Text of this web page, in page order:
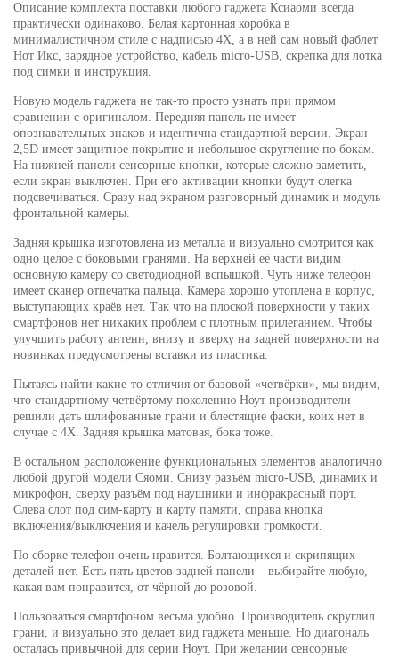
Описание комплекта поставки любого гаджета Ксиаоми всегда
практически одинаково. Белая картонная коробка в
минималистичном стиле с надписью 4X, а в ней сам новый фаблет
Нот Икс, зарядное устройство, кабель micro-USB, скрепка для лотка
под симки и инструкция.
Новую модель гаджета не так-то просто узнать при прямом
сравнении с оригиналом. Передняя панель не имеет
опознавательных знаков и идентична стандартной версии. Экран
2,5D имеет защитное покрытие и небольшое скругление по бокам.
На нижней панели сенсорные кнопки, которые сложно заметить,
если экран выключен. При его активации кнопки будут слегка
подсвечиваться. Сразу над экраном разговорный динамик и модуль
фронтальной камеры.
Задняя крышка изготовлена из металла и визуально смотрится как
одно целое с боковыми гранями. На верхней её части видим
основную камеру со светодиодной вспышкой. Чуть ниже телефон
имеет сканер отпечатка пальца. Камера хорошо утоплена в корпус,
выступающих краёв нет. Так что на плоской поверхности у таких
смартфонов нет никаких проблем с плотным прилеганием. Чтобы
улучшить работу антенн, внизу и вверху на задней поверхности на
новинках предусмотрены вставки из пластика.
Пытаясь найти какие-то отличия от базовой «четвёрки», мы видим,
что стандартному четвёртому поколению Ноут производители
решили дать шлифованные грани и блестящие фаски, коих нет в
случае с 4Х. Задняя крышка матовая, бока тоже.
В остальном расположение функциональных элементов аналогично
любой другой модели Сяоми. Снизу разъём micro-USB, динамик и
микрофон, сверху разъём под наушники и инфракрасный порт.
Слева слот под сим-карту и карту памяти, справа кнопка
включения/выключения и качель регулировки громкости.
По сборке телефон очень нравится. Болтающихся и скрипящих
деталей нет. Есть пять цветов задней панели – выбирайте любую,
какая вам понравится, от чёрной до розовой.
Пользоваться смартфоном весьма удобно. Производитель скруглил
грани, и визуально это делает вид гаджета меньше. Но диагональ
осталась привычной для серии Ноут. При желании сенсорные